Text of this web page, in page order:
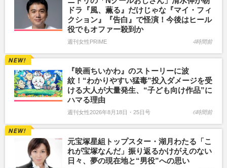
ドラ『風、薫る』だけじゃな『マイ・フィ
クション』『告白』で怪演！今後はヒール
役でもオファー殺到か
週刊女性PRIME 4時間前
『映画ちいかわ』のストーリーに波
紋！“わかりやすい猛毒”投入ダメージを受
ける大人が大量発生、“子ども向け作品”に
ハマる理由
週刊女性2026年8月18日・25日号 6時間前
元宝塚星組トップスター・湖月わたる「こ
れが宝塚なんだ」振り返るかけがえのない
日々、夢の現在地と“男役”への思い